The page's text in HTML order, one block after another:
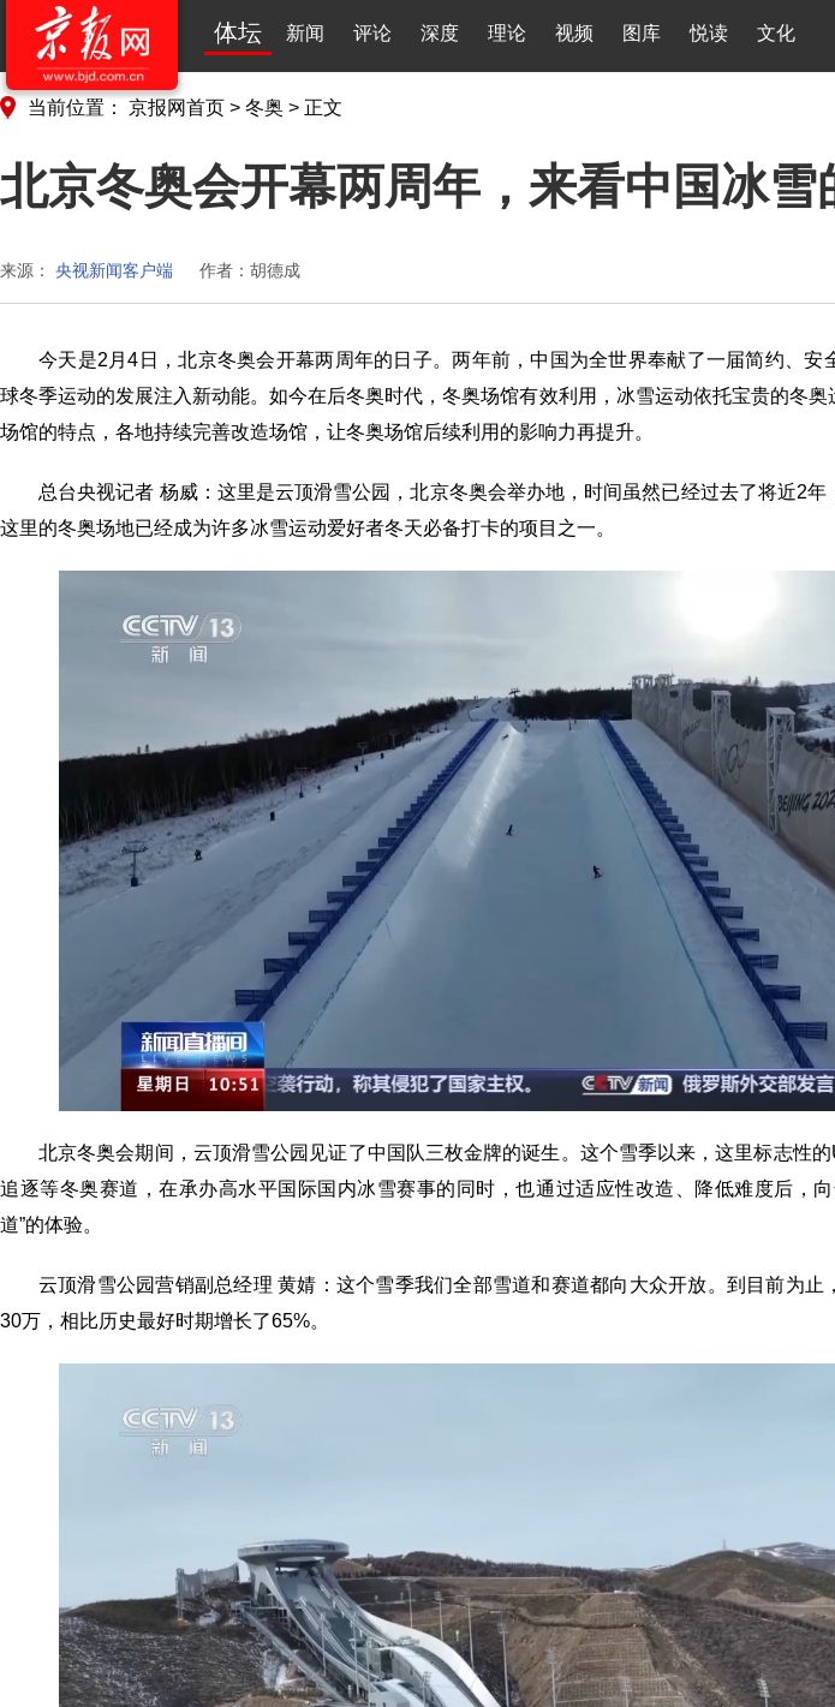
体坛 新闻 评论 深度 理论 视频 图库 悦读 文化
当前位置： 京报网首页 > 冬奥 > 正文
北京冬奥会开幕两周年，来看中国冰雪
来源： 央视新闻客户端 作者：胡德成
今天是2月4日，北京冬奥会开幕两周年的日子。两年前，中国为全世界奉献了一届简约、安
球冬季运动的发展注入新动能。如今在后冬奥时代，冬奥场馆有效利用，冰雪运动依托宝贵的冬
场馆的特点，各地持续完善改造场馆，让冬奥场馆后续利用的影响力再提升。
总台央视记者 杨威：这里是云顶滑雪公园，北京冬奥会举办地，时间虽然已经过去了将近2年
这里的冬奥场地已经成为许多冰雪运动爱好者冬天必备打卡的项目之一。
北京冬奥会期间，云顶滑雪公园见证了中国队三枚金牌的诞生。这个雪季以来，这里标志性
追逐等冬奥赛道，在承办高水平国际国内冰雪赛事的同时，也通过适应性改造、降低难度后，
道”的体验。
云顶滑雪公园营销副总经理 黄婧：这个雪季我们全部雪道和赛道都向大众开放。到目前为止
30万，相比历史最好时期增长了65%。